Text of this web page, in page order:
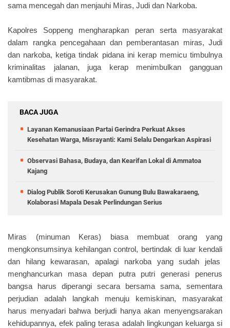
sama mencegah dan menjauhi Miras, Judi dan Narkoba.
Kapolres Soppeng mengharapkan peran serta masyarakat
dalam rangka pencegahaan dan pemberantasan miras, Judi
dan narkoba, ketiga tindak pidana ini kerap memicu timbulnya
kriminalitas jalanan, juga kerap menimbulkan gangguan
kamtibmas di masyarakat.
BACA JUGA
Layanan Kemanusiaan Partai Gerindra Perkuat Akses
Kesehatan Warga, Misrayanti: Kami Selalu Dengarkan Aspirasi
Observasi Bahasa, Budaya, dan Kearifan Lokal di Ammatoa
Kajang
Dialog Publik Soroti Kerusakan Gunung Bulu Bawakaraeng,
Kolaborasi Mapala Desak Perlindungan Serius
Miras (minuman Keras) biasa membuat orang yang
mengkonsumsinya kehilangan control, bertindak di luar kendali
dan hilang kewarasan, apalagi narkoba yang sudah jelas
menghancurkan masa depan putra putri generasi penerus
bangsa harus diperangi secara bersama sama, sementara
perjudian adalah langkah menuju kemiskinan, masyarakat
harus menyadari bahwa berjudi hanya akan menyengsarakan
kehidupannya, efek paling terasa adalah lingkungan keluarga si